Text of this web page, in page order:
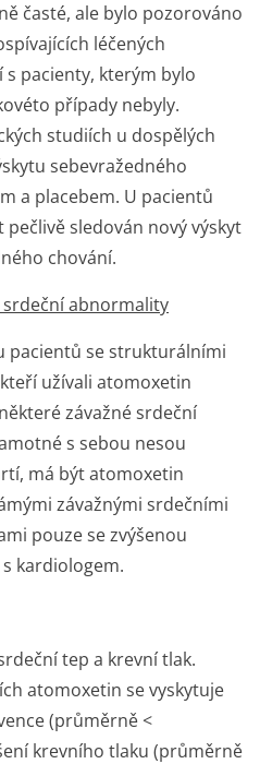
časté, ale bylo pozorováno
léčených
pacienty, kterým bylo
případy nebyly.
studiích u dospělých
sebevražedného
a placebem. U pacientů
sledován nový výskyt
chování.
abnormality
pacientů se strukturálními
užívali atomoxetin
závažné srdeční
s sebou nesou
má být atomoxetin
závažnými srdečními
pouze se zvýšenou
kardiologem.
tep a krevní tlak.
atomoxetin se vyskytuje
(průměrně <
krevního tlaku (průměrně